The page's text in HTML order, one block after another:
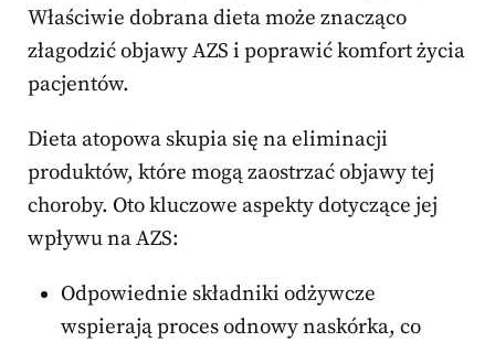
Właściwie dobrana dieta może znacząco
złagodzić objawy AZS i poprawić komfort życia
pacjentów.
Dieta atopowa skupia się na eliminacji
produktów, które mogą zaostrzać objawy tej
choroby. Oto kluczowe aspekty dotyczące jej
wpływu na AZS:
Odpowiednie składniki odżywcze
wspierają proces odnowy naskórka, co